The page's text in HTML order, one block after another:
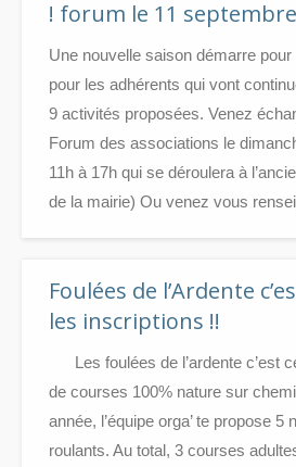
! forum le 11
Une nouvelle saison démarre
pour les adhérents qui vont
9 activités proposées. Venez
Forum des associations le
11h à 17h qui se déroulera à
de la mairie) Ou venez vous
Foulées de l’Ardente
les inscriptions !!
Les foulées de l’ardente c’est
de courses 100% nature sur
année, l’équipe orga’ te propose 5
roulants. Au total, 3 courses